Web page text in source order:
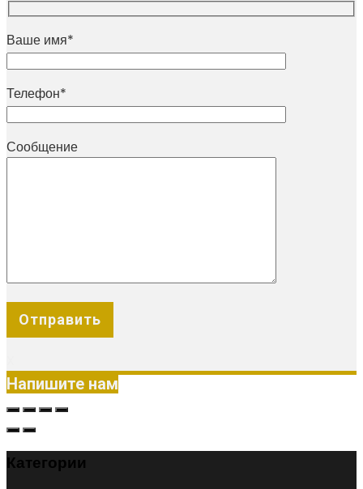
Ваше имя*
Телефон*
Сообщение
Напишите нам
Категории